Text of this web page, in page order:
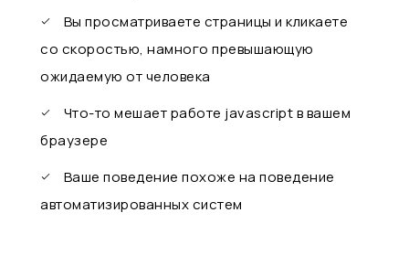
Вы просматриваете страницы и кликаете
со скоростью, намного превышающую
ожидаемую от человека
Что-то мешает работе javascript в вашем
браузере
Ваше поведение похоже на поведение
автоматизированных систем